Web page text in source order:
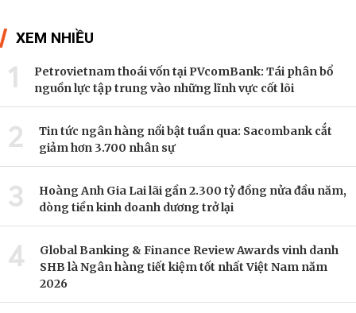
XEM NHIỀU
1
Petrovietnam thoái vốn tại PVcomBank: Tái phân bổ
nguồn lực tập trung vào những lĩnh vực cốt lõi
2
Tin tức ngân hàng nổi bật tuần qua: Sacombank cắt
giảm hơn 3.700 nhân sự
3
Hoàng Anh Gia Lai lãi gần 2.300 tỷ đồng nửa đầu năm,
dòng tiền kinh doanh dương trở lại
4
Global Banking & Finance Review Awards vinh danh
SHB là Ngân hàng tiết kiệm tốt nhất Việt Nam năm
2026